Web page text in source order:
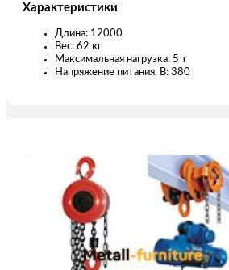
Характеристики
Длина: 12000
Вес: 62 кг
Максимальная нагрузка: 5 т
Напряжение питания, В: 380